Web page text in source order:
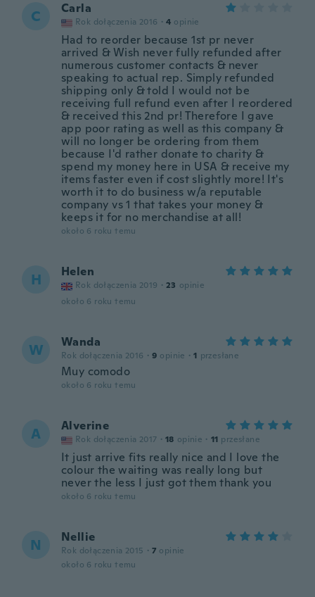
C Carla
Rok dołączenia 2016 · 4 opinie
Had to reorder because 1st pr never
arrived & Wish never fully refunded after
numerous customer contacts & never
speaking to actual rep. Simply refunded
shipping only & told I would not be
receiving full refund even after I reordered
& received this 2nd pr! Therefore I gave
app poor rating as well as this company &
will no longer be ordering from them
because I'd rather donate to charity &
spend my money here in USA & receive my
items faster even if cost slightly more! It's
worth it to do business w/a reputable
company vs 1 that takes your money &
keeps it for no merchandise at all!
około 6 roku temu
H Helen
Rok dołączenia 2019 · 23 opinie
około 6 roku temu
W Wanda
Rok dołączenia 2016 · 9 opinie · 1 przesłane
Muy comodo
około 6 roku temu
A Alverine
Rok dołączenia 2017 · 18 opinie · 11 przesłane
It just arrive fits really nice and I love the
colour the waiting was really long but
never the less I just got them thank you
około 6 roku temu
N Nellie
Rok dołączenia 2015 · 7 opinie
około 6 roku temu